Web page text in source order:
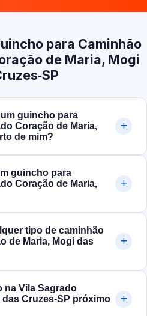
para Caminhão
de Maria, Mogi
guincho para
Coração de Maria,
de mim?
guincho para
Coração de Maria,
tipo de caminhão
de Maria, Mogi das
na Vila Sagrado
Cruzes‑SP próximo